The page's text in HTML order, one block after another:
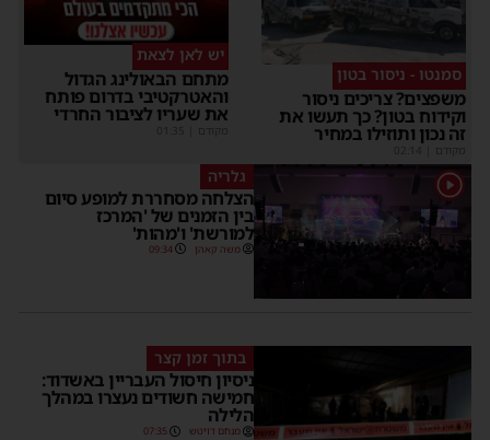
סמנטו - ניסור בטון
משפצים? צריכים ניסור
וקידוח בטון? כך תעשו את
זה נכון ותוזילו במחיר
מקודם
יש לאן לצאת
מתחם הבאולינג הגדול
והאטרקטיבי בדרום פותח
את שעריו לציבור החרדי
מקודם
1 גלריה
הצלחה מסחררת למופע סיום
בין הזמנים של 'המרכז
למורשת' ו'מהות'
משה קאהן 09:34
בתוך זמן קצר
ניסיון חיסול העבריין באשדוד:
חמישה חשודים נעצרו במהלך
הלילה
מנחם דויטש 07:35